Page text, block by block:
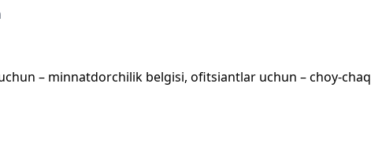
– minnatdorchilik belgisi, ofitsiantlar uchun – choy-